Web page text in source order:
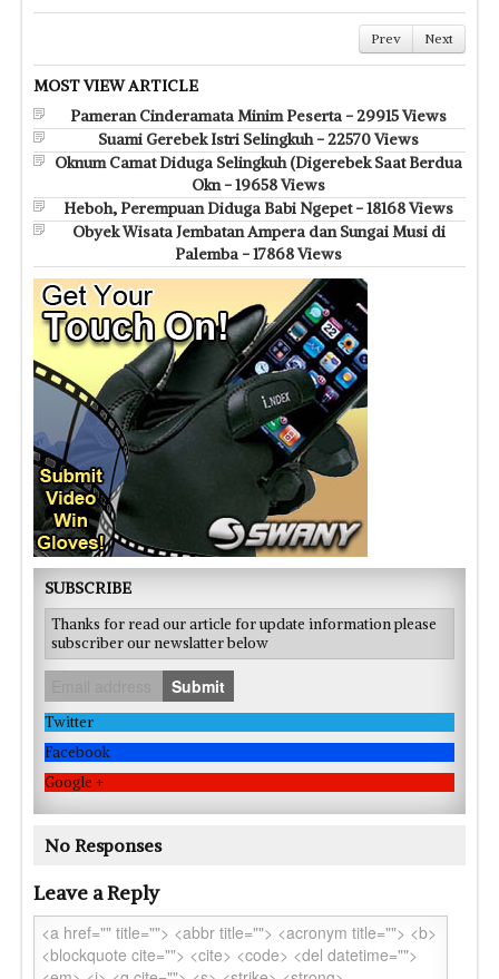
Prev Next
MOST VIEW ARTICLE
Pameran Cinderamata Minim Peserta - 29915 Views
Suami Gerebek Istri Selingkuh - 22570 Views
Oknum Camat Diduga Selingkuh (Digerebek Saat Berdua
Okn - 19658 Views
Heboh, Perempuan Diduga Babi Ngepet - 18168 Views
Obyek Wisata Jembatan Ampera dan Sungai Musi di
Palemba - 17868 Views
SUBSCRIBE
Thanks for read our article for update information please
subscriber our newslatter below
Submit
Twitter
Facebook
Google +
No Responses
Leave a Reply